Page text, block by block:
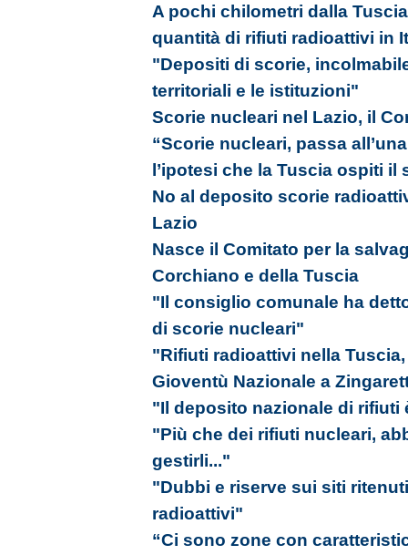
A pochi chilometri dalla
quantità di rifiuti radioattivi in
"Depositi di scorie,
territoriali e le istituzioni"
Scorie nucleari nel Lazio, il
“Scorie nucleari, passa
l’ipotesi che la Tuscia ospiti il
No al deposito scorie
Lazio
Nasce il Comitato per la
Corchiano e della Tuscia
"Il consiglio comunale ha
di scorie nucleari"
"Rifiuti radioattivi nella
Gioventù Nazionale a
"Il deposito nazionale di rifiuti
"Più che dei rifiuti nucleari,
gestirli..."
"Dubbi e riserve sui siti
radioattivi"
“Ci sono zone con